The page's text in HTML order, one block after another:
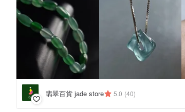
翡翠百貨 jade store 5.0 (40)